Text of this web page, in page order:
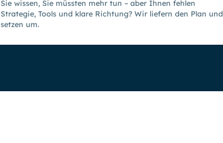
Sie wissen, Sie müssten mehr tun – aber Ihnen fehlen
Strategie, Tools und klare Richtung? Wir liefern den Plan und
setzen um.